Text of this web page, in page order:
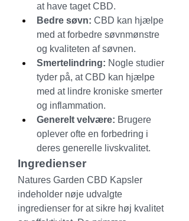
at have taget CBD.
Bedre søvn: CBD kan hjælpe
med at forbedre søvnmønstre
og kvaliteten af søvnen.
Smertelindring: Nogle studier
tyder på, at CBD kan hjælpe
med at lindre kroniske smerter
og inflammation.
Generelt velvære: Brugere
oplever ofte en forbedring i
deres generelle livskvalitet.
Ingredienser
Natures Garden CBD Kapsler
indeholder nøje udvalgte
ingredienser for at sikre høj kvalitet